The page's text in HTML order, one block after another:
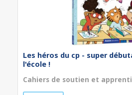
Les héros du cp - super
l'école !
Cahiers de soutien et